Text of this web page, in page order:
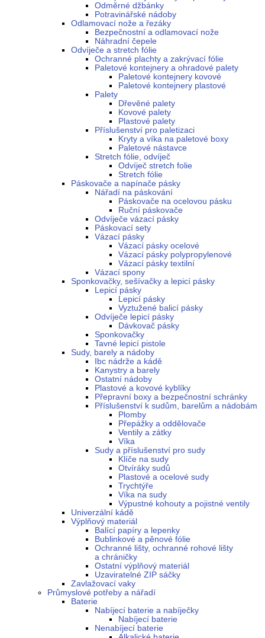
Odměrné džbánky
Potravinářské nádoby
Odlamovací nože a řezáky
Bezpečnostní a odlamovací nože
Náhradní čepele
Odvíječe a stretch fólie
Ochranné plachty a zakrývací fólie
Paletové kontejnery a ohradové palety
Paletové kontejnery kovové
Paletové kontejnery plastové
Palety
Dřevěné palety
Kovové palety
Plastové palety
Příslušenství pro paletizaci
Kryty a víka na paletové boxy
Paletové nástavce
Stretch fólie, odvíječ
Odvíječ stretch folie
Stretch fólie
Páskovače a napínače pásky
Nářadí na páskování
Páskovače na ocelovou pásku
Ruční páskovače
Odvíječe vázací pásky
Páskovací sety
Vázací pásky
Vázací pásky ocelové
Vázací pásky polypropylenové
Vázací pásky textilní
Vázací spony
Sponkovačky, sešívačky a lepicí pásky
Lepicí pásky
Lepicí pásky
Vyztužené balicí pásky
Odvíječe lepicí pásky
Dávkovač pásky
Sponkovačky
Tavné lepicí pistole
Sudy, barely a nádoby
Ibc nádrže a kádě
Kanystry a barely
Ostatní nádoby
Plastové a kovové kyblíky
Přepravní boxy a bezpečnostní schránky
Příslušenství k sudům, barelům a nádobám
Plomby
Přepážky a oddělovače
Ventily a zátky
Víka
Sudy a příslušenství pro sudy
Klíče na sudy
Otvíráky sudů
Plastové a ocelové sudy
Trychtýře
Víka na sudy
Výpustné kohouty a pojistné ventily
Univerzální kádě
Výplňový materiál
Balící papíry a lepenky
Bublinkové a pěnové fólie
Ochranné lišty, ochranné rohové lišty
a chráničky
Ostatní výplňový materiál
Uzaviratelné ZIP sáčky
Zavlažovací vaky
Průmyslové potřeby a nářadí
Baterie
Nabíjecí baterie a nabíječky
Nabíjecí baterie
Nenabíjecí baterie